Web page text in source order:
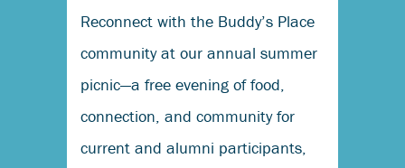
Reconnect with the Buddy’s Place
community at our annual summer
picnic—a free evening of food,
connection, and community for
current and alumni participants,